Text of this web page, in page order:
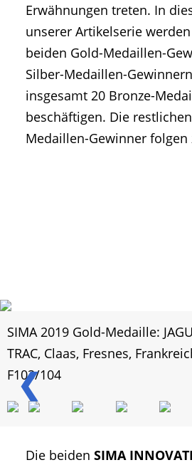
Erwähnungen treten. In
unserer Artikelserie
beiden Gold-Medaillen-
Silber-Medaillen-
insgesamt 20 Bronze-
beschäftigen. Die
Medaillen-Gewinner folgen
❮
SIMA 2019 Gold-Medaille:
TRAC, Claas, Fresnes,
F103/104
Die beiden SIMA